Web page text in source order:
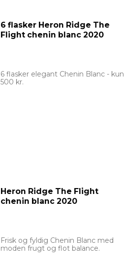
6 flasker Heron Ridge The
Flight chenin blanc 2020
6 flasker elegant Chenin Blanc - kun
500 kr.
Heron Ridge The Flight
chenin blanc 2020
Frisk og fyldig Chenin Blanc med
moden frugt og flot balance.